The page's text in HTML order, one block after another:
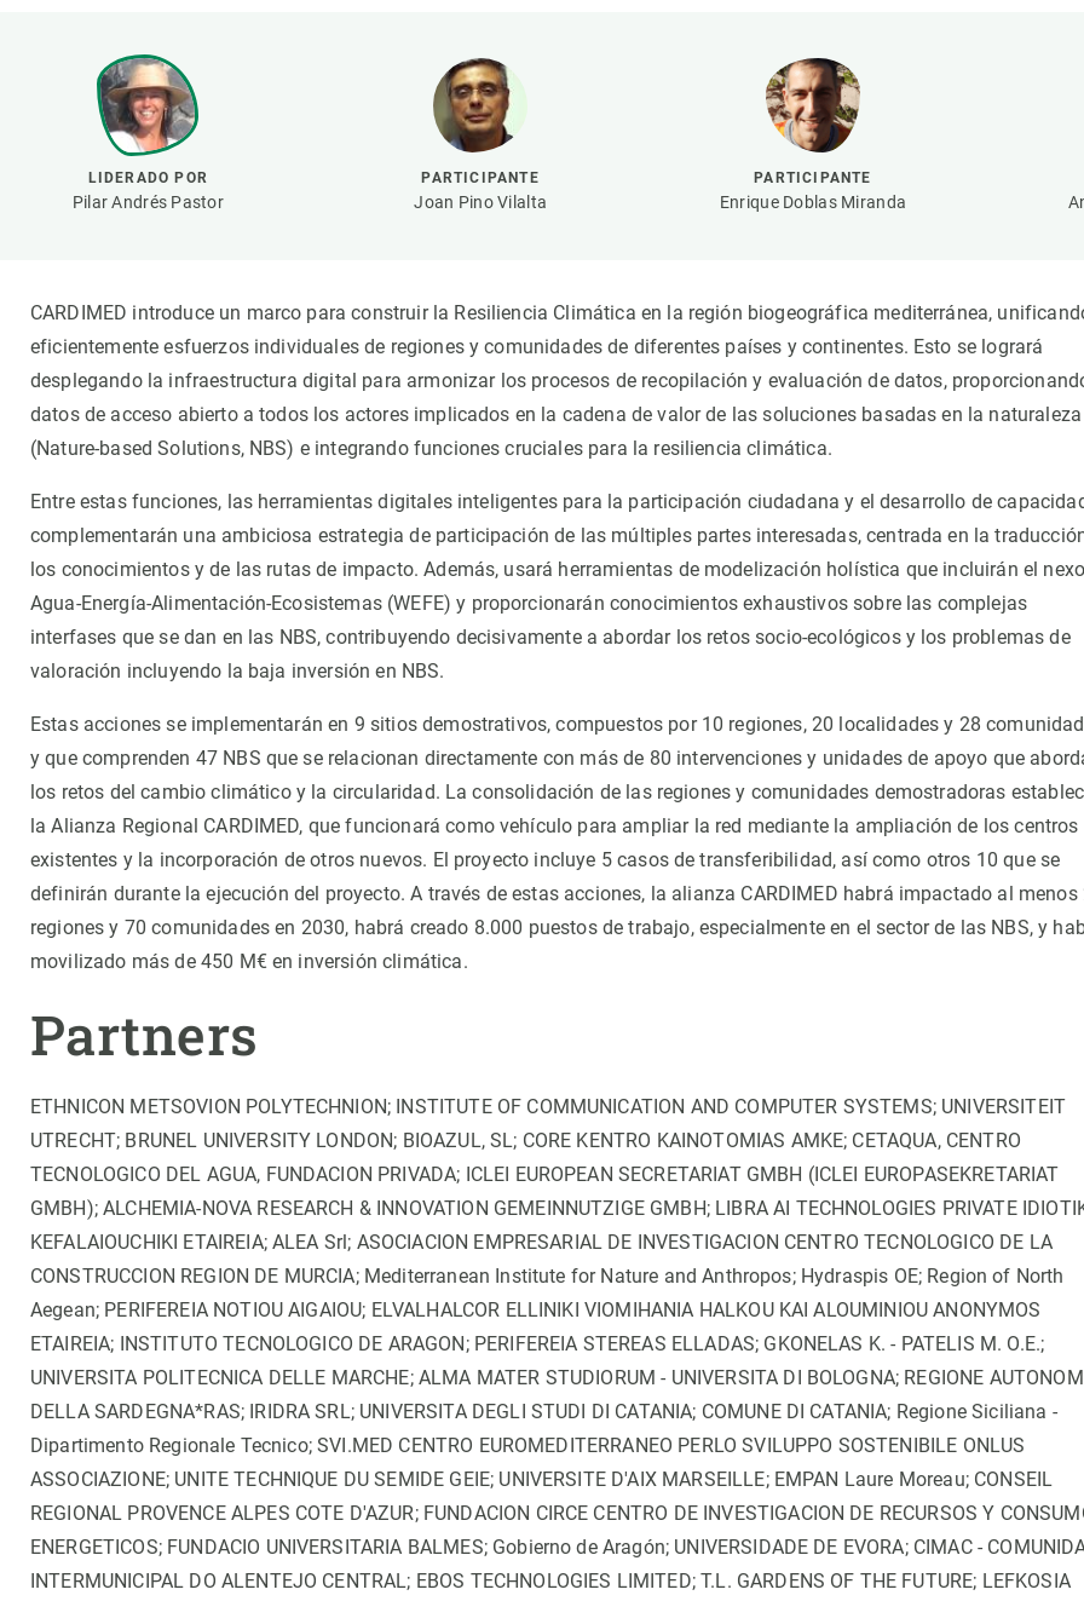
LIDERADO POR
Pilar Andrés Pastor
PARTICIPANTE
Joan Pino Vilalta
PARTICIPANTE
Enrique Doblas Miranda
CARDIMED introduce un marco para construir la Resiliencia Climática en la región biogeográfica mediterránea,
eficientemente esfuerzos individuales de regiones y comunidades de diferentes países y continentes. Esto se logrará
desplegando la infraestructura digital para armonizar los procesos de recopilación y evaluación de datos,
datos de acceso abierto a todos los actores implicados en la cadena de valor de las soluciones basadas en la naturaleza
(Nature-based Solutions, NBS) e integrando funciones cruciales para la resiliencia climática.
Entre estas funciones, las herramientas digitales inteligentes para la participación ciudadana y el desarrollo de
complementarán una ambiciosa estrategia de participación de las múltiples partes interesadas, centrada en la
los conocimientos y de las rutas de impacto. Además, usará herramientas de modelización holística que incluirán el
Agua-Energía-Alimentación-Ecosistemas (WEFE) y proporcionarán conocimientos exhaustivos sobre las complejas
interfases que se dan en las NBS, contribuyendo decisivamente a abordar los retos socio-ecológicos y los problemas de
valoración incluyendo la baja inversión en NBS.
Estas acciones se implementarán en 9 sitios demostrativos, compuestos por 10 regiones, 20 localidades y 28
y que comprenden 47 NBS que se relacionan directamente con más de 80 intervenciones y unidades de apoyo que
los retos del cambio climático y la circularidad. La consolidación de las regiones y comunidades demostradoras
la Alianza Regional CARDIMED, que funcionará como vehículo para ampliar la red mediante la ampliación de los centros
existentes y la incorporación de otros nuevos. El proyecto incluye 5 casos de transferibilidad, así como otros 10 que se
definirán durante la ejecución del proyecto. A través de estas acciones, la alianza CARDIMED habrá impactado al menos
regiones y 70 comunidades en 2030, habrá creado 8.000 puestos de trabajo, especialmente en el sector de las NBS, y
movilizado más de 450 M€ en inversión climática.
Partners
ETHNICON METSOVION POLYTECHNION; INSTITUTE OF COMMUNICATION AND COMPUTER SYSTEMS; UNIVERSITEIT
UTRECHT; BRUNEL UNIVERSITY LONDON; BIOAZUL, SL; CORE KENTRO KAINOTOMIAS AMKE; CETAQUA, CENTRO
TECNOLOGICO DEL AGUA, FUNDACION PRIVADA; ICLEI EUROPEAN SECRETARIAT GMBH (ICLEI EUROPASEKRETARIAT
GMBH); ALCHEMIA-NOVA RESEARCH & INNOVATION GEMEINNUTZIGE GMBH; LIBRA AI TECHNOLOGIES PRIVATE
KEFALAIOUCHIKI ETAIREIA; ALEA Srl; ASOCIACION EMPRESARIAL DE INVESTIGACION CENTRO TECNOLOGICO DE LA
CONSTRUCCION REGION DE MURCIA; Mediterranean Institute for Nature and Anthropos; Hydraspis OE; Region of North
Aegean; PERIFEREIA NOTIOU AIGAIOU; ELVALHALCOR ELLINIKI VIOMIHANIA HALKOU KAI ALOUMINIOU ANONYMOS
ETAIREIA; INSTITUTO TECNOLOGICO DE ARAGON; PERIFEREIA STEREAS ELLADAS; GKONELAS K. - PATELIS M. O.E.;
UNIVERSITA POLITECNICA DELLE MARCHE; ALMA MATER STUDIORUM - UNIVERSITA DI BOLOGNA; REGIONE
DELLA SARDEGNA*RAS; IRIDRA SRL; UNIVERSITA DEGLI STUDI DI CATANIA; COMUNE DI CATANIA; Regione Siciliana -
Dipartimento Regionale Tecnico; SVI.MED CENTRO EUROMEDITERRANEO PERLO SVILUPPO SOSTENIBILE ONLUS
ASSOCIAZIONE; UNITE TECHNIQUE DU SEMIDE GEIE; UNIVERSITE D'AIX MARSEILLE; EMPAN Laure Moreau; CONSEIL
REGIONAL PROVENCE ALPES COTE D'AZUR; FUNDACION CIRCE CENTRO DE INVESTIGACION DE RECURSOS Y
ENERGETICOS; FUNDACIO UNIVERSITARIA BALMES; Gobierno de Aragón; UNIVERSIDADE DE EVORA; CIMAC -
INTERMUNICIPAL DO ALENTEJO CENTRAL; EBOS TECHNOLOGIES LIMITED; T.L. GARDENS OF THE FUTURE; LEFKOSIA
Equidad, Diversidad e Inclusión (EDI)
Oficina de prensa
Ciencia abierta y gestión del conocimiento
Documentación
Publicaciones
Synthesis Actions
Noticias
Biodiversidad